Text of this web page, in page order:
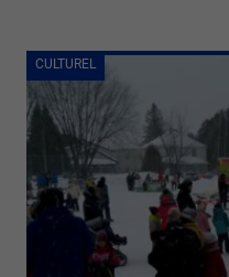
CULTUREL